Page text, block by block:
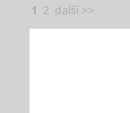
1 2 další >>